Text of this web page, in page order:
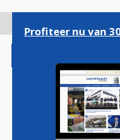
gaan
Profiteer nu van